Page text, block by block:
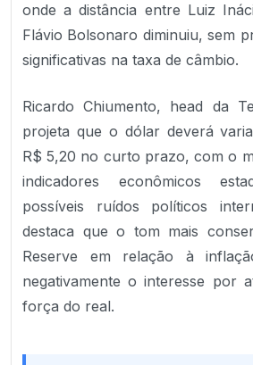
onde a distância entre Luiz
Flávio Bolsonaro diminuiu, sem
significativas na taxa de câmbio.
Ricardo Chiumento, head da
projeta que o dólar deverá
R$ 5,20 no curto prazo, com o
indicadores econômicos
possíveis ruídos políticos
destaca que o tom mais
Reserve em relação à
negativamente o interesse por
força do real.